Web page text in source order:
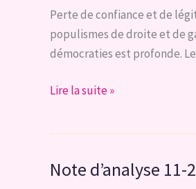
et
rationnelle
des
à
un
prix
en
inaccessible
Perte de confiance et de
populismes de droite et de
démocraties est profonde.
Note
|
Lire la suite »
Note d’analyse